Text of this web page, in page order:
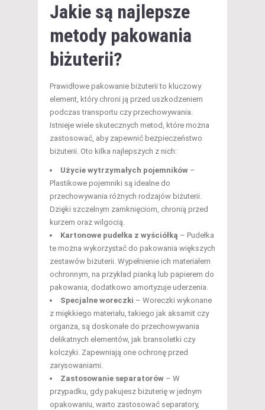
Jakie są najlepsze
metody pakowania
biżuterii?
Prawidłowe pakowanie biżuterii to kluczowy
element, który chroni ją przed uszkodzeniem
podczas transportu czy przechowywania.
Istnieje wiele skutecznych metod, które można
zastosować, aby zapewnić bezpieczeństwo
biżuterii. Oto kilka najlepszych z nich:
Użycie wytrzymałych pojemników –
Plastikowe pojemniki są idealne do
przechowywania różnych rodzajów biżuterii.
Dzięki szczelnym zamknięciom, chronią przed
kurzem oraz wilgocią.
Kartonowe pudełka z wyściółką – Pudełka
te można wykorzystać do pakowania większych
zestawów biżuterii. Wypełnienie ich materiałem
ochronnym, na przykład pianką lub papierem do
pakowania, dodatkowo amortyzuje uderzenia.
Specjalne woreczki – Woreczki wykonane
z miękkiego materiału, takiego jak aksamit czy
organza, są doskonałe do przechowywania
delikatnych elementów, jak bransoletki czy
kolczyki. Zapewniają one ochronę przed
zarysowaniami.
Zastosowanie separatorów – W
przypadku, gdy pakujesz biżuterię w jednym
opakowaniu, warto zastosować separatory,